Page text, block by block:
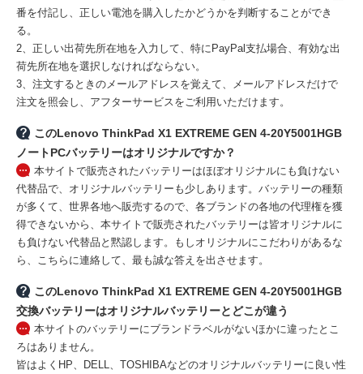
番を付記し、正しい電池を購入したかどうかを判断することができ
る。
2、正しい出荷先所在地を入力して、特にPayPal支払場合、有効な出
荷先所在地を選択しなければならない。
3、注文するときのメールアドレスを覚えて、メールアドレスだけで
注文を照会し、アフターサービスをご利用いただけます。
このLenovo ThinkPad X1 EXTREME GEN 4-20Y5001HGB
ノートPCバッテリーはオリジナルですか？
本サイトで販売されたバッテリーはほぼオリジナルにも負けない
代替品で、オリジナルバッテリーも少しあります。バッテリーの種類
が多くて、世界各地へ販売するので、各ブランドの各地の代理権を獲
得できないから、本サイトで販売されたバッテリーは皆オリジナルに
も負けない代替品と黙認します。もしオリジナルにこだわりがあるな
ら、こちらに連絡して、最も誠な答えを出させます。
このLenovo ThinkPad X1 EXTREME GEN 4-20Y5001HGB
交換バッテリーはオリジナルバッテリーとどこが違う
本サイトのバッテリーにブランドラベルがないほかに違ったとこ
ろはありません。
皆はよくHP、DELL、TOSHIBAなどのオリジナルバッテリーに良い性